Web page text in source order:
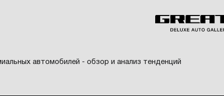
автомобилей - обзор и анализ тенденций